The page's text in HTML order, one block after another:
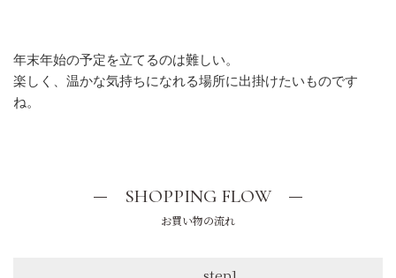
年末年始の予定を立てるのは難しい。
楽しく、温かな気持ちになれる場所に出掛けたいものです
ね。
SHOPPING FLOW
お買い物の流れ